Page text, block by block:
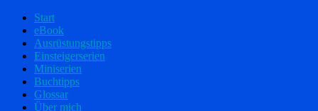
Start
eBook
Ausrüstungstipps
Einsteigerserien
Miniserien
Buchtipps
Glossar
Über mich